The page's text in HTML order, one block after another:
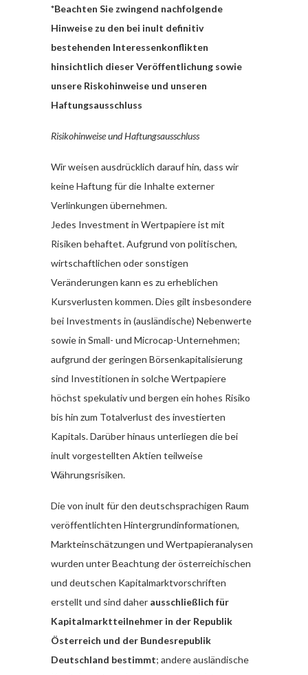
*Beachten Sie zwingend nachfolgende
Hinweise zu den bei inult definitiv
bestehenden Interessenkonflikten
hinsichtlich dieser Veröffentlichung sowie
unsere Riskohinweise und unseren
Haftungsausschluss
Risikohinweise und Haftungsausschluss
Wir weisen ausdrücklich darauf hin, dass wir
keine Haftung für die Inhalte externer
Verlinkungen übernehmen.
Jedes Investment in Wertpapiere ist mit
Risiken behaftet. Aufgrund von politischen,
wirtschaftlichen oder sonstigen
Veränderungen kann es zu erheblichen
Kursverlusten kommen. Dies gilt insbesondere
bei Investments in (ausländische) Nebenwerte
sowie in Small- und Microcap-Unternehmen;
aufgrund der geringen Börsenkapitalisierung
sind Investitionen in solche Wertpapiere
höchst spekulativ und bergen ein hohes Risiko
bis hin zum Totalverlust des investierten
Kapitals. Darüber hinaus unterliegen die bei
inult vorgestellten Aktien teilweise
Währungsrisiken.
Die von inult für den deutschsprachigen Raum
veröffentlichten Hintergrundinformationen,
Markteinschätzungen und Wertpapieranalysen
wurden unter Beachtung der österreichischen
und deutschen Kapitalmarktvorschriften
erstellt und sind daher ausschließlich für
Kapitalmarktteilnehmer in der Republik
Österreich und der Bundesrepublik
Deutschland bestimmt; andere ausländische